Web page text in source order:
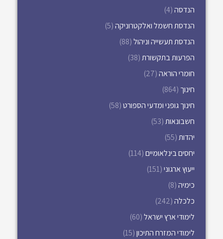
הנדסה(4)
הנדסת חשמל ואלקטרוניקה(5)
הנדסת תעשייה וניהול(88)
הפרעות בתקשורת(38)
חומרי הוראה(27)
חינוך (864)
חינוך גופני ומדעי הספורט(58)
חשבונאות(53)
יהדות(55)
יחסים בינלאומיים(114)
ייעוץ ארגוני(151)
כימיה(8)
כלכלה(242)
לימודי ארץ ישראל(60)
לימודי המזרח התיכון(15)